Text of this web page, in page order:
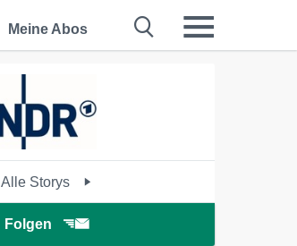
Meine Abos
Alle Storys
Folgen